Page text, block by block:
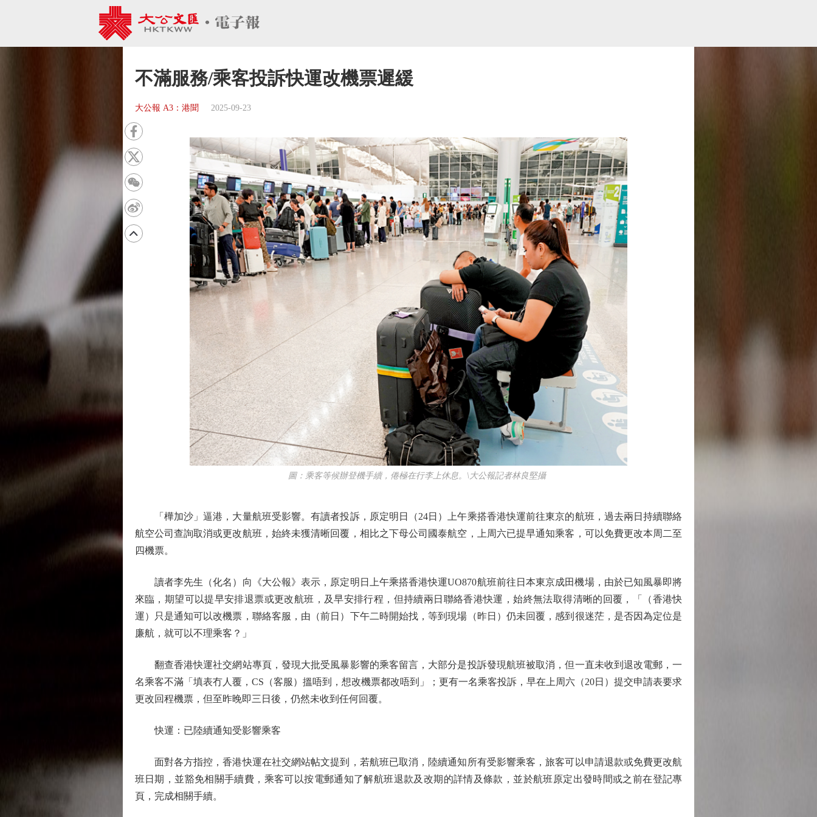
不滿服務/乘客投訴快運改機票遲緩
大公報 A3：港聞 2025-09-23
圖：乘客等候辦登機手續，倦極在行李上休息。\大公報記者林良堅攝
「樺加沙」逼港，大量航班受影響。有讀者投訴，原定明日（24日）上午乘搭香港快運前往東京的航班，過去兩日持續聯絡
航空公司查詢取消或更改航班，始終未獲清晰回覆，相比之下母公司國泰航空，上周六已提早通知乘客，可以免費更改本周二至
四機票。
讀者李先生（化名）向《大公報》表示，原定明日上午乘搭香港快運UO870航班前往日本東京成田機場，由於已知風暴即將
來臨，期望可以提早安排退票或更改航班，及早安排行程，但持續兩日聯絡香港快運，始終無法取得清晰的回覆，「（香港快
運）只是通知可以改機票，聯絡客服，由（前日）下午二時開始找，等到現場（昨日）仍未回覆，感到很迷茫，是否因為定位是
廉航，就可以不理乘客？」
翻查香港快運社交網站專頁，發現大批受風暴影響的乘客留言，大部分是投訴發現航班被取消，但一直未收到退改電郵，一
名乘客不滿「填表冇人覆，CS（客服）搵唔到，想改機票都改唔到」；更有一名乘客投訴，早在上周六（20日）提交申請表要求
更改回程機票，但至昨晚即三日後，仍然未收到任何回覆。
快運：已陸續通知受影響乘客
面對各方指控，香港快運在社交網站帖文提到，若航班已取消，陸續通知所有受影響乘客，旅客可以申請退款或免費更改航
班日期，並豁免相關手續費，乘客可以按電郵通知了解航班退款及改期的詳情及條款，並於航班原定出發時間或之前在登記專
頁，完成相關手續。